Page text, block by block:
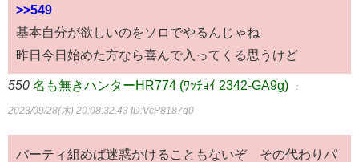
>>549
基本自分が欲しいのをソロでやるんじゃね
昨日今日始めた方なら喜んで入ってくる思うけど
550 名も無きハンターHR774 (ﾜｯﾁｮｲ 2342-GA9g) ：
2023/09/28(木) 20:08:32.43 ID:VcP8187g0
バーティ組めば迷惑かけることもないぞ その代わりパ